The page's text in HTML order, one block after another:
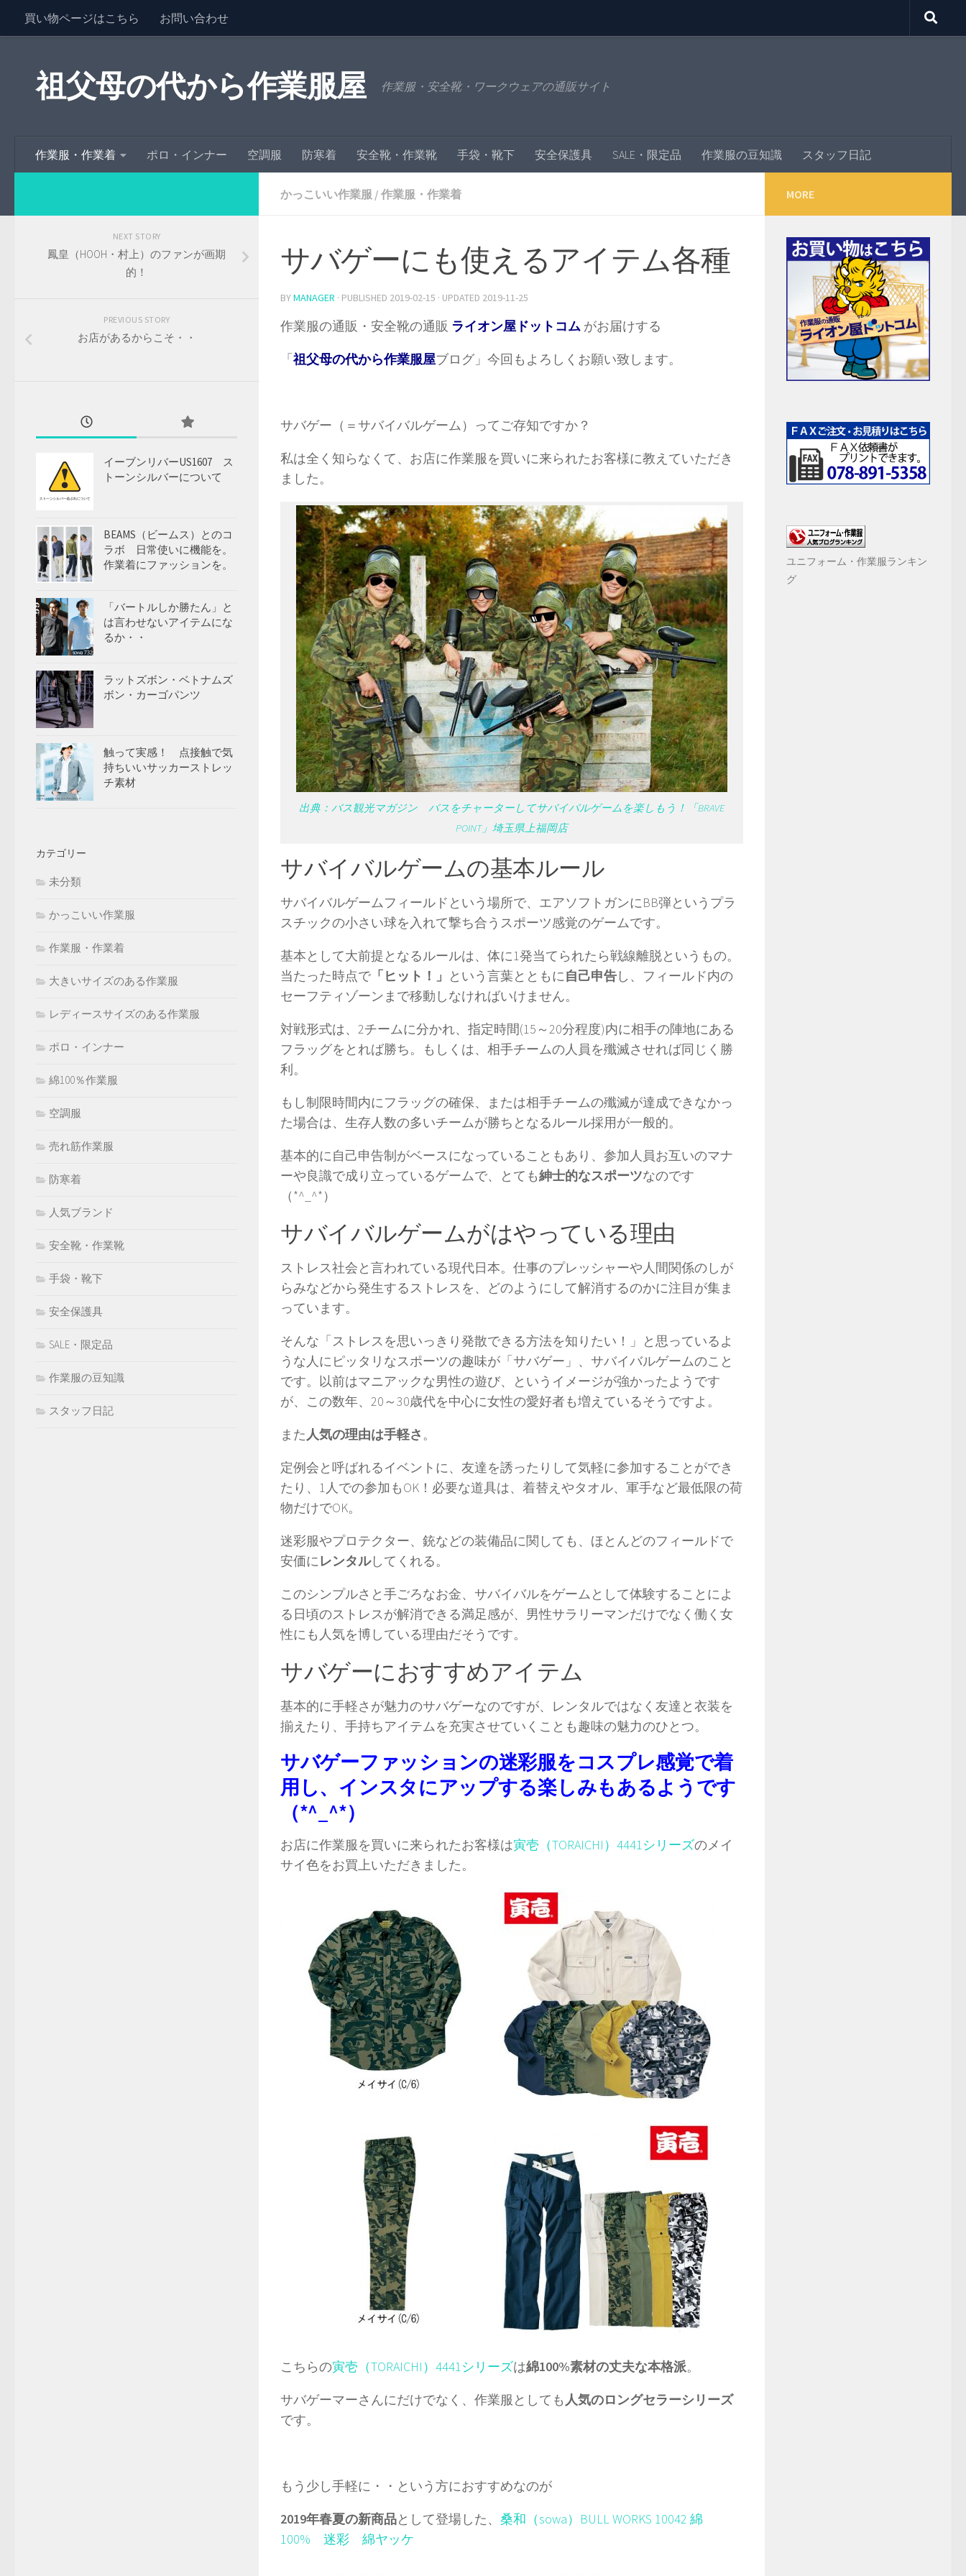
買い物ページはこちら お問い合わせ
祖父母の代から作業服屋 作業服・安全靴・ワークウェアの通販サイト
作業服・作業着 ポロ・インナー 空調服 防寒着 安全靴・作業靴 手袋・靴下 安全保護具 SALE・限定品 作業服の豆知識 スタッフ日記
かっこいい作業服 / 作業服・作業着
サバゲーにも使えるアイテム各種
BYMANAGER · PUBLISHED 2019-02-15 · UPDATED 2019-11-25
作業服の通販・安全靴の通販 ライオン屋ドットコム がお届けする
「祖父母の代から作業服屋ブログ」今回もよろしくお願い致します。
サバゲー（＝サバイバルゲーム）ってご存知ですか？
私は全く知らなくて、お店に作業服を買いに来られたお客様に教えていただき
ました。
出典：バス観光マガジン バスをチャーターしてサバイバルゲームを楽しもう！「BRAVE
POINT」埼玉県上福岡店
サバイバルゲームの基本ルール
サバイバルゲームフィールドという場所で、エアソフトガンにBB弾というプラ
スチックの小さい球を入れて撃ち合うスポーツ感覚のゲームです。
基本として大前提となるルールは、体に1発当てられたら戦線離脱というもの。
当たった時点で 「ヒット！」 という言葉とともに自己申告し、フィールド内の
セーフティゾーンまで移動しなければいけません。
対戦形式は、2チームに分かれ、指定時間(15～20分程度)内に相手の陣地にある
フラッグをとれば勝ち。もしくは、相手チームの人員を殲滅させれば同じく勝
利。
もし制限時間内にフラッグの確保、または相手チームの殲滅が達成できなかっ
た場合は、生存人数の多いチームが勝ちとなるルール採用が一般的。
基本的に自己申告制がベースになっていることもあり、参加人員お互いのマナ
ーや良識で成り立っているゲームで、とても紳士的なスポーツなのです
（*^_^*）
サバイバルゲームがはやっている理由
ストレス社会と言われている現代日本。仕事のプレッシャーや人間関係のしが
らみなどから発生するストレスを、どのようにして解消するのかに注目が集ま
っています。
そんな「ストレスを思いっきり発散できる方法を知りたい！」と思っているよ
うな人にピッタリなスポーツの趣味が「サバゲー」、サバイバルゲームのこと
です。以前はマニアックな男性の遊び、というイメージが強かったようです
が、この数年、20～30歳代を中心に女性の愛好者も増えているそうですよ。
また人気の理由は手軽さ 。
定例会と呼ばれるイベントに、友達を誘ったりして気軽に参加することができ
たり、1人での参加もOK！必要な道具は、着替えやタオル、軍手など最低限の荷
物だけでOK。
迷彩服やプロテクター、銃などの装備品に関しても、ほとんどのフィールドで
安価にレンタルしてくれる。
このシンプルさと手ごろなお金、サバイバルをゲームとして体験することによ
る日頃のストレスが解消できる満足感が、男性サラリーマンだけでなく働く女
性にも人気を博している理由だそうです。
サバゲーにおすすめアイテム
基本的に手軽さが魅力のサバゲーなのですが、レンタルではなく友達と衣装を
揃えたり、手持ちアイテムを充実させていくことも趣味の魅力のひとつ。
サバゲーファッションの迷彩服をコスプレ感覚で着
用し、インスタにアップする楽しみもあるようです
（*^_^*）
お店に作業服を買いに来られたお客様は寅壱（TORAICHI）4441シリーズのメイ
サイ色をお買上いただきました。
こちらの寅壱（TORAICHI）4441シリーズは綿100%素材の丈夫な本格派。
サバゲーマーさんにだけでなく、作業服としても 人気のロングセラーシリーズ
です。
もう少し手軽に・・という方におすすめなのが
2019年春夏の新商品として登場した、 桑和（sowa）BULL WORKS 10042 綿
100% 迷彩 綿ヤッケ
NEXT STORY
鳳皇（HOOH・村上）のファンが画期
的！
PREVIOUS STORY
お店があるからこそ・・
イーブンリバーUS1607 ス
トーンシルバーについて
BEAMS（ビームス）とのコ
ラボ 日常使いに機能を。
作業着にファッションを。
「バートルしか勝たん」と
は言わせないアイテムにな
るか・・
ラットズボン・ベトナムズ
ボン・カーゴパンツ
触って実感！ 点接触で気
持ちいいサッカーストレッ
チ素材
カテゴリー
未分類
かっこいい作業服
作業服・作業着
大きいサイズのある作業服
レディースサイズのある作業服
ポロ・インナー
綿100％作業服
空調服
売れ筋作業服
防寒着
人気ブランド
安全靴・作業靴
手袋・靴下
安全保護具
SALE・限定品
作業服の豆知識
スタッフ日記
MORE
ユニフォーム・作業服ランキン
グ